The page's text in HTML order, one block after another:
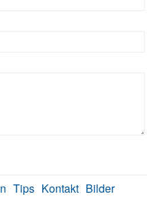
Tips Kontakt Bilder